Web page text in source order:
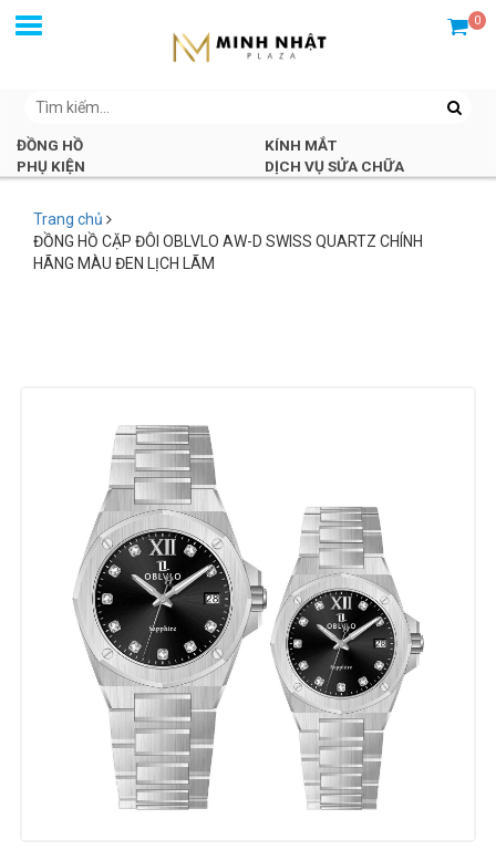
0
ĐỒNG HỒ
KÍNH MẮT
PHỤ KIỆN
DỊCH VỤ SỬA CHỮA
Trang chủ
ĐỒNG HỒ CẶP ĐÔI OBLVLO AW-D SWISS QUARTZ CHÍNH
HÃNG MÀU ĐEN LỊCH LÃM